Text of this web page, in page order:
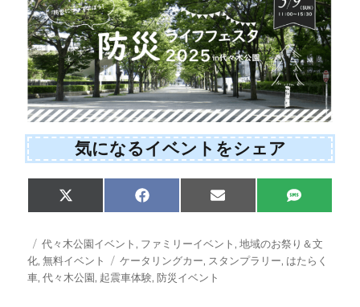
気になるイベントをシェア
Share
on
X
(
w
i
t
t
Share
on
F
a
e
b
o
o
Share
on
E
m
Share
on
S
M
投
稿
日:
カ
テ
ゴ
代々木公園イベント , ファミリーイベント ,地域のお祭り＆文
化,無料イベント
タ
グ
ケータリングカー, スタンプラリー, はたらく
車,代々木公園, 起震車体験,防災イベント